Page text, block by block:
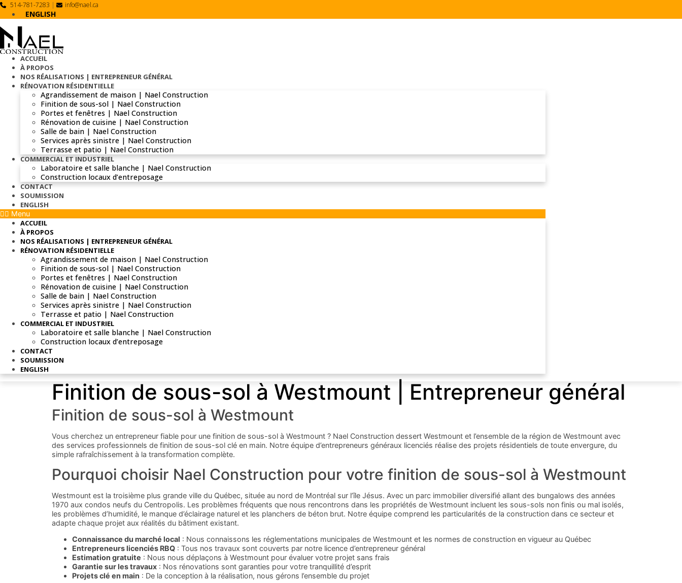
Skip514-781-7283 | info@nael.ca
ENGLISH
ACCUEIL
À PROPOS
NOS RÉALISATIONS | ENTREPRENEUR GÉNÉRAL
RÉNOVATION RÉSIDENTIELLE
Agrandissement de maison | Nael Construction
Finition de sous-sol | Nael Construction
Portes et fenêtres | Nael Construction
Rénovation de cuisine | Nael Construction
Salle de bain | Nael Construction
Services après sinistre | Nael Construction
Terrasse et patio | Nael Construction
COMMERCIAL ET INDUSTRIEL
Laboratoire et salle blanche | Nael Construction
Construction locaux d’entreposage
CONTACT
SOUMISSION
ENGLISH
Menu
ACCUEIL
À PROPOS
NOS RÉALISATIONS | ENTREPRENEUR GÉNÉRAL
RÉNOVATION RÉSIDENTIELLE
Agrandissement de maison | Nael Construction
Finition de sous-sol | Nael Construction
Portes et fenêtres | Nael Construction
Rénovation de cuisine | Nael Construction
Salle de bain | Nael Construction
Services après sinistre | Nael Construction
Terrasse et patio | Nael Construction
COMMERCIAL ET INDUSTRIEL
Laboratoire et salle blanche | Nael Construction
Construction locaux d’entreposage
CONTACT
SOUMISSION
ENGLISH
Finition de sous-sol à Westmount | Entrepreneur général
Finition de sous-sol à Westmount
Vous cherchez un entrepreneur fiable pour une finition de sous-sol à Westmount ? Nael Construction dessert Westmount et l’ensemble de la région de Westmount avec
des services professionnels de finition de sous-sol clé en main. Notre équipe d’entrepreneurs généraux licenciés réalise des projets résidentiels de toute envergure, du
simple rafraîchissement à la transformation complète.
Pourquoi choisir Nael Construction pour votre finition de sous-sol à Westmount
Westmount est la troisième plus grande ville du Québec, située au nord de Montréal sur l’île Jésus. Avec un parc immobilier diversifié allant des bungalows des années
1970 aux condos neufs du Centropolis. Les problèmes fréquents que nous rencontrons dans les propriétés de Westmount incluent les sous-sols non finis ou mal isolés,
les problèmes d’humidité, le manque d’éclairage naturel et les planchers de béton brut. Notre équipe comprend les particularités de la construction dans ce secteur et
adapte chaque projet aux réalités du bâtiment existant.
Connaissance du marché local : Nous connaissons les réglementations municipales de Westmount et les normes de construction en vigueur au Québec
Entrepreneurs licenciés RBQ : Tous nos travaux sont couverts par notre licence d’entrepreneur général
Estimation gratuite : Nous nous déplaçons à Westmount pour évaluer votre projet sans frais
Garantie sur les travaux : Nos rénovations sont garanties pour votre tranquillité d’esprit
Projets clé en main : De la conception à la réalisation, nous gérons l’ensemble du projet